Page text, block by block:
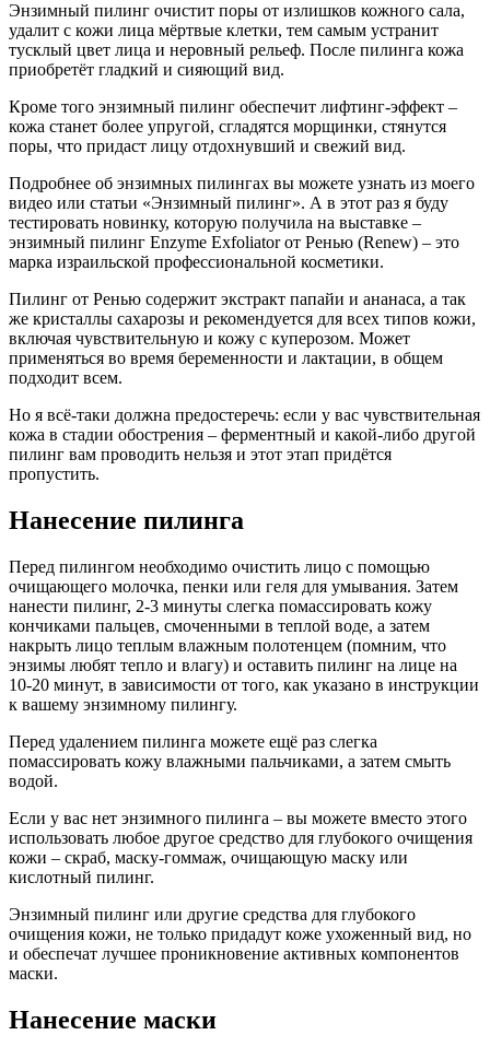
Энзимный пилинг очистит поры от излишков кожного сала,
удалит с кожи лица мёртвые клетки, тем самым устранит
тусклый цвет лица и неровный рельеф. После пилинга кожа
приобретёт гладкий и сияющий вид.
Кроме того энзимный пилинг обеспечит лифтинг-эффект –
кожа станет более упругой, сгладятся морщинки, стянутся
поры, что придаст лицу отдохнувший и свежий вид.
Подробнее об энзимных пилингах вы можете узнать из моего
видео или статьи «Энзимный пилинг». А в этот раз я буду
тестировать новинку, которую получила на выставке –
энзимный пилинг Enzyme Exfoliator от Ренью (Renew) – это
марка израильской профессиональной косметики.
Пилинг от Ренью содержит экстракт папайи и ананаса, а так
же кристаллы сахарозы и рекомендуется для всех типов кожи,
включая чувствительную и кожу с куперозом. Может
применяться во время беременности и лактации, в общем
подходит всем.
Но я всё-таки должна предостеречь: если у вас чувствительная
кожа в стадии обострения – ферментный и какой-либо другой
пилинг вам проводить нельзя и этот этап придётся
пропустить.
Нанесение пилинга
Перед пилингом необходимо очистить лицо с помощью
очищающего молочка, пенки или геля для умывания. Затем
нанести пилинг, 2-3 минуты слегка помассировать кожу
кончиками пальцев, смоченными в теплой воде, а затем
накрыть лицо теплым влажным полотенцем (помним, что
энзимы любят тепло и влагу) и оставить пилинг на лице на
10-20 минут, в зависимости от того, как указано в инструкции
к вашему энзимному пилингу.
Перед удалением пилинга можете ещё раз слегка
помассировать кожу влажными пальчиками, а затем смыть
водой.
Если у вас нет энзимного пилинга – вы можете вместо этого
использовать любое другое средство для глубокого очищения
кожи – скраб, маску-гоммаж, очищающую маску или
кислотный пилинг.
Энзимный пилинг или другие средства для глубокого
очищения кожи, не только придадут коже ухоженный вид, но
и обеспечат лучшее проникновение активных компонентов
маски.
Нанесение маски